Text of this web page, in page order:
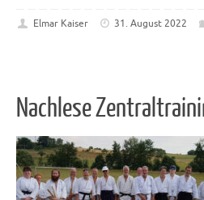
Elmar Kaiser 31. August 2022
Nachlese